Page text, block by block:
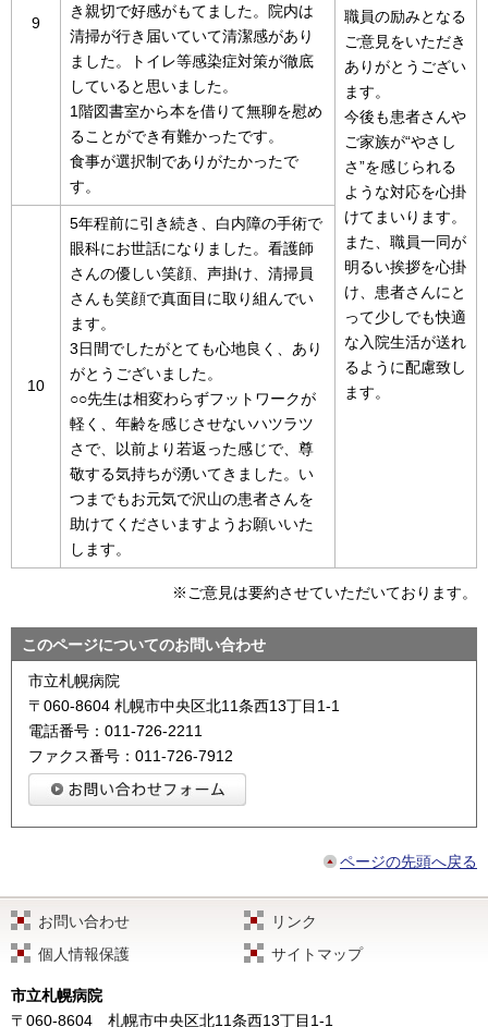
9
き親切で好感がもてました。院内は
清掃が行き届いていて清潔感があり
ました。トイレ等感染症対策が徹底
していると思いました。
1階図書室から本を借りて無聊を慰め
ることができ有難かったです。
食事が選択制でありがたかったで
す。
職員の励みとなる
ご意見をいただき
ありがとうござい
ます。
今後も患者さんや
ご家族が“やさし
さ”を感じられる
ような対応を心掛
けてまいります。
また、職員一同が
明るい挨拶を心掛
け、患者さんにと
って少しでも快適
な入院生活が送れ
るように配慮致し
ます。
10
5年程前に引き続き、白内障の手術で
眼科にお世話になりました。看護師
さんの優しい笑顔、声掛け、清掃員
さんも笑顔で真面目に取り組んでい
ます。
3日間でしたがとても心地良く、あり
がとうございました。
○○先生は相変わらずフットワークが
軽く、年齢を感じさせないハツラツ
さで、以前より若返った感じで、尊
敬する気持ちが湧いてきました。い
つまでもお元気で沢山の患者さんを
助けてくださいますようお願いいた
します。
※ご意見は要約させていただいております。
このページについてのお問い合わせ
市立札幌病院
〒060-8604 札幌市中央区北11条西13丁目1-1
電話番号：011-726-2211
ファクス番号：011-726-7912
ページの先頭へ戻る
お問い合わせ
リンク
個人情報保護
サイトマップ
市立札幌病院
〒060-8604
札幌市中央区北11条西13丁目1-1